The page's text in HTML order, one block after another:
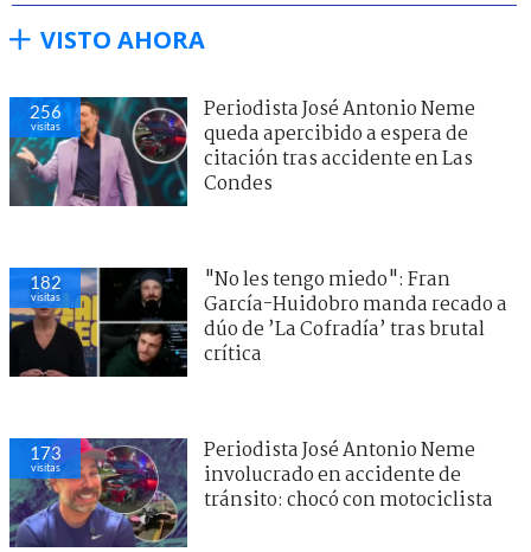
VISTO AHORA
256
visitas
Periodista José Antonio Neme
queda apercibido a espera de
citación tras accidente en Las
Condes
182
visitas
"No les tengo miedo": Fran
García-Huidobro manda recado a
dúo de ’La Cofradía’ tras brutal
crítica
173
visitas
Periodista José Antonio Neme
involucrado en accidente de
tránsito: chocó con motociclista